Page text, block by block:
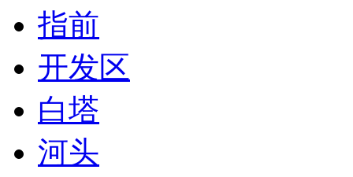
指前
开发区
白塔
河头